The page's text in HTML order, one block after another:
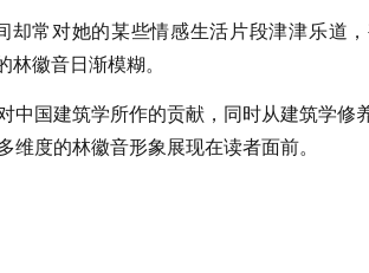
常对她的某些情感生活片段津津乐道
林徽音日渐模糊。
中国建筑学所作的贡献，同时从建筑学修
度的林徽音形象展现在读者面前。